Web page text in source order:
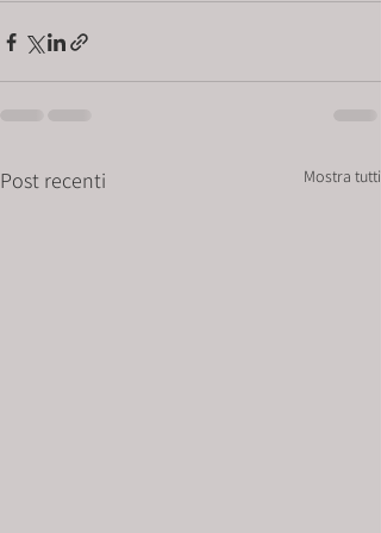
Post recenti Mostra tutti